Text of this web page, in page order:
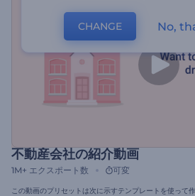
不動産会社の紹介動画
1M+ エクスポート数 可変
この動画のプリセットは次に示すテンプレートを使って作
CHANGE No,